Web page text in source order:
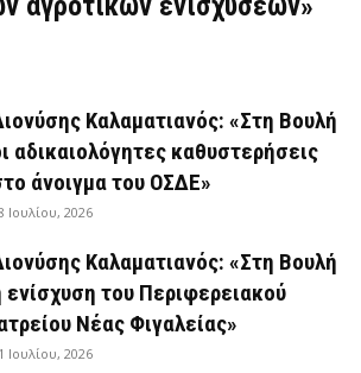
Καλαματιανός: «Στη Βουλή
αδικαιολόγητες καθυστερήσεις
άνοιγμα του ΟΣΔΕ»
Ιουλίου, 2026
Καλαματιανός: «Στη Βουλή
ενίσχυση του Περιφερειακού
Νέας Φιγαλείας»
Ιουλίου, 2026